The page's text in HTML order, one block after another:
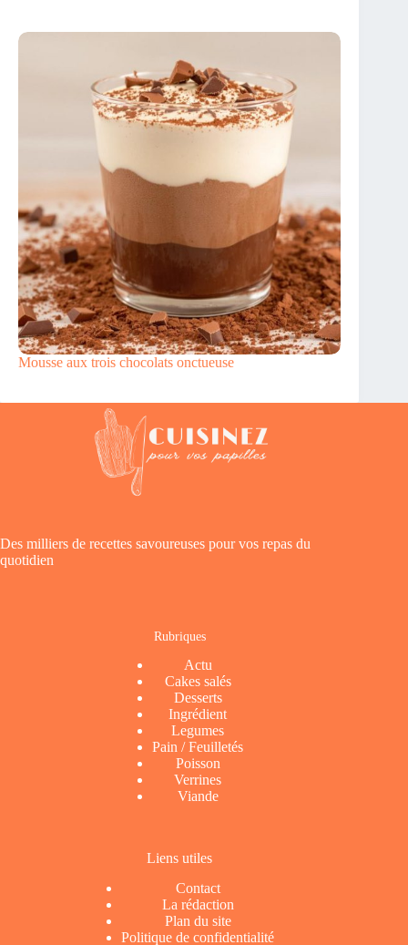
Mousse aux trois chocolats onctueuse
Des milliers de recettes savoureuses pour vos repas du
quotidien
Rubriques
Actu
Cakes salés
Desserts
Ingrédient
Legumes
Pain / Feuilletés
Poisson
Verrines
Viande
Liens utiles
Contact
La rédaction
Plan du site
Politique de confidentialité